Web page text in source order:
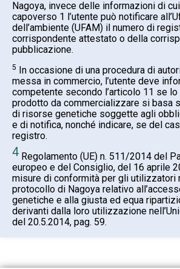
Nagoya, invece delle informazioni di
capoverso 1 l’utente può notificare
dell’ambiente (UFAM) il numero di
corrispondente attestato o della
pubblicazione.
5 In occasione di una procedura di
messa in commercio, l’utente deve
competente secondo l’articolo 11 se
prodotto da commercializzare si basa
di risorse genetiche soggette agli
e di notifica, nonché indicare, se del
registro.
4 Regolamento (UE) n. 511/2014 del
europeo e del Consiglio, del 16 aprile
misure di conformità per gli utilizzatori
protocollo di Nagoya relativo
genetiche e alla giusta ed equa
derivanti dalla loro utilizzazione
del 20.5.2014, pag. 59.